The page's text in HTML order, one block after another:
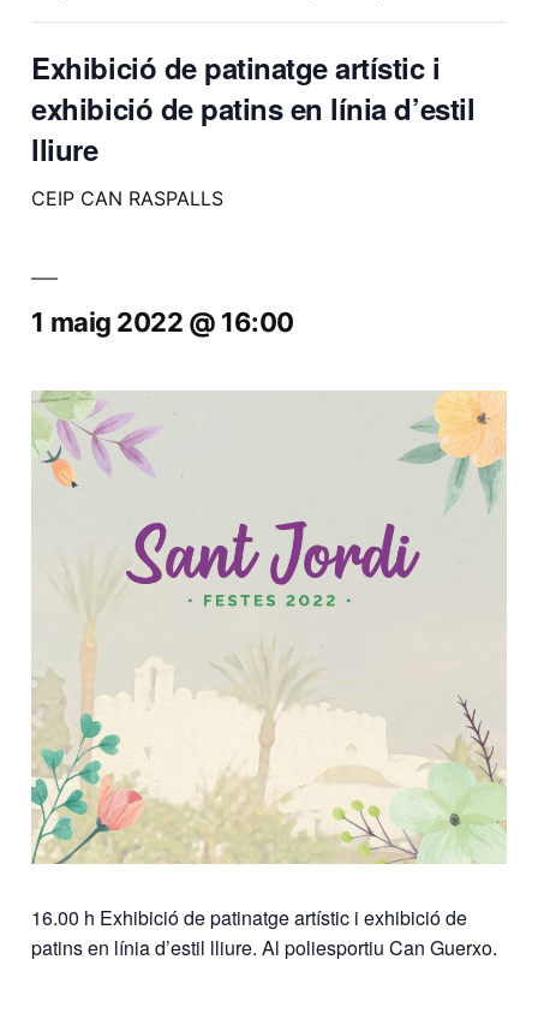
Exhibició de patinatge artístic i
exhibició de patins en línia d’estil
lliure
CEIP CAN RASPALLS
1 maig 2022 @ 16:00
16.00 h Exhibició de patinatge artístic i exhibició de
patins en línia d’estil lliure. Al poliesportiu Can Guerxo.